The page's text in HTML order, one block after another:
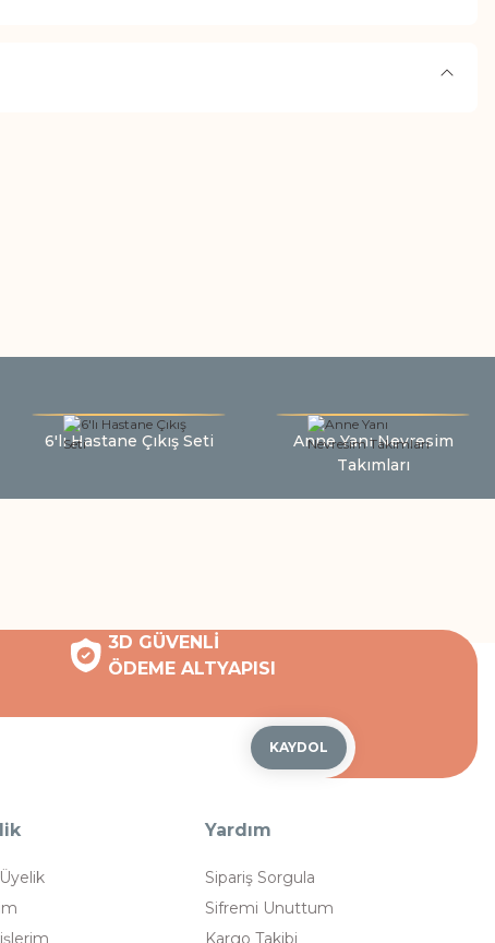
6'lı Hastane Çıkış Seti
Anne Yanı Nevresim
Takımları
3D GÜVENLİ
ÖDEME ALTYAPISI
KAYDOL
Yardım
Sipariş Sorgula
Sifremi Unuttum
Kargo Takibi